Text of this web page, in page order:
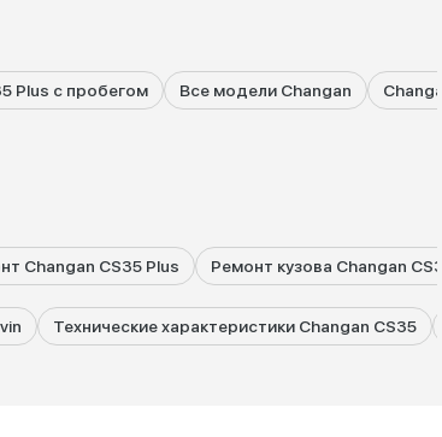
Plus с пробегом Все модели Changan
Changan CS35 Plus Ремонт кузова Changan
Технические характеристики Changan CS35